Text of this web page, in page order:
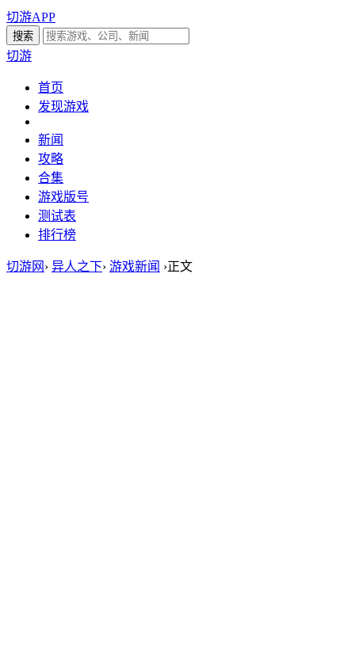
切游APP
切游
首页
发现游戏
新闻
攻略
合集
游戏版号
测试表
排行榜
切游网 › 异人之下› 游戏新闻 ›正文